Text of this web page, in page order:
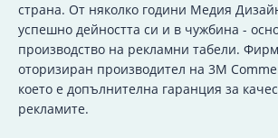
страна. От няколко години Медия
успешно дейността си и в чужбина -
производство на рекламни табели.
оторизиран производител на 3M
което е допълнителна гаранция за
рекламите.